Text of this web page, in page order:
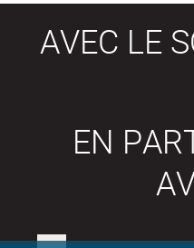
AVEC LE
EN